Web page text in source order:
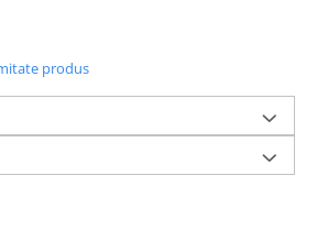
rosu intens transforma acest martisor
de purtat zi de zi, chiar si dupa
pentru fiica, nepoata, fina sau o
apreciaza bijuteriile din aur cu design
– un martisor mic, dar plin de iubire si
produs